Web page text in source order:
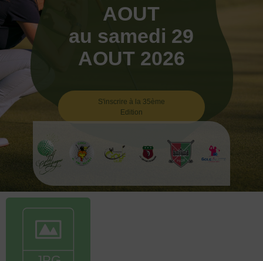
AOUT
au samedi 29
AOUT 2026
S'inscrire à la 35ème
Edition